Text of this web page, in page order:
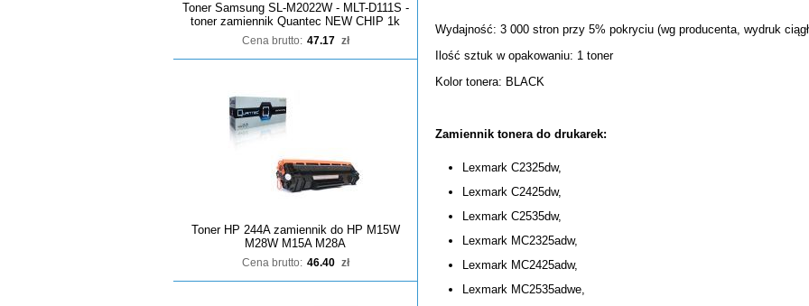
Toner Samsung SL-M2022W - MLT-D111S -
toner zamiennik Quantec NEW CHIP 1k
Cena brutto: 47.17 zł
Toner HP 244A zamiennik do HP M15W
M28W M15A M28A
Cena brutto: 46.40 zł
Wydajność: 3 000 stron przy 5% pokryciu (wg producenta, wydruk
Ilość sztuk w opakowaniu: 1 toner
Kolor tonera: BLACK
Zamiennik tonera do drukarek:
Lexmark C2325dw,
Lexmark C2425dw,
Lexmark C2535dw,
Lexmark MC2325adw,
Lexmark MC2425adw,
Lexmark MC2535adwe,